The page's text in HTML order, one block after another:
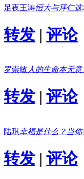
足夜王涛恒大与拜仁
转发 | 评论
罗崇敏 人的生命本无
转发 | 评论
陆琪幸福是什么？当
转发 | 评论